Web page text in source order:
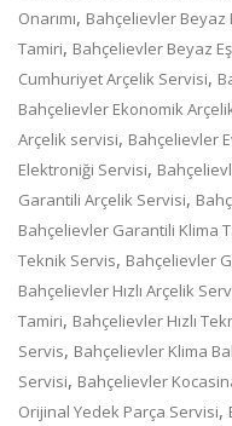
Onarımı, Bahçelievler Beyaz
Tamiri, Bahçelievler Beyaz
Cumhuriyet Arçelik Servisi,
Bahçelievler Ekonomik
Arçelik servisi, Bahçelievler
Elektroniği Servisi,
Garantili Arçelik Servisi,
Bahçelievler Garantili Klima
Teknik Servis, Bahçelievler
Bahçelievler Hızlı Arçelik
Tamiri, Bahçelievler Hızlı
Servis, Bahçelievler Klima
Servisi, Bahçelievler
Orijinal Yedek Parça Servisi,